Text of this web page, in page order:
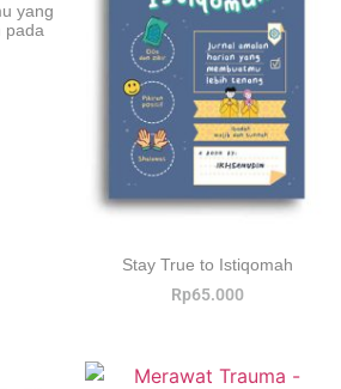
yang
pada
Stay True to Istiqomah
Rp65.000